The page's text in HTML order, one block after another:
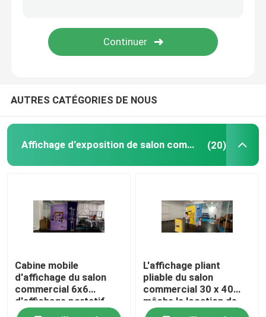
Réceptions portatives
Murs de cabine de salon commercial
Jet de Tableau de salon commercial
Contexte rétro-éclairé
AUTRES CATÉGORIES DE NOUS
Affichage d'exposition de salon commercial (20)
Cabine mobile
d'affichage du salon
commercial 6x6
d'affichage portatif
d'exposition pour
L'affichage pliant
pliable du salon
commercial 30 x 40
mâche la location de
cabine du salon